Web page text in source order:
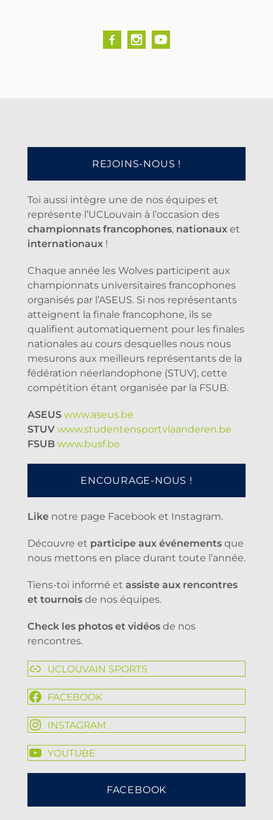
REJOINS-NOUS !
Toi aussi intègre une de nos équipes et
représente l’UCLouvain à l’occasion des
championnats francophones, nationaux et
internationaux !
Chaque année les Wolves participent aux
championnats universitaires francophones
organisés par l’ASEUS. Si nos représentants
atteignent la finale francophone, ils se
qualifient automatiquement pour les finales
nationales au cours desquelles nous nous
mesurons aux meilleurs représentants de la
fédération néerlandophone (STUV), cette
compétition étant organisée par la FSUB.
ASEUS www.aseus.be
STUV www.studentensportvlaanderen.be
FSUB www.busf.be
ENCOURAGE-NOUS !
Like notre page Facebook et Instagram.
Découvre et participe aux événements que
nous mettons en place durant toute l’année.
Tiens-toi informé et assiste aux rencontres
et tournois de nos équipes.
Check les photos et vidéos de nos
rencontres.
UCLOUVAIN SPORTS
FACEBOOK
INSTAGRAM
YOUTUBE
FACEBOOK